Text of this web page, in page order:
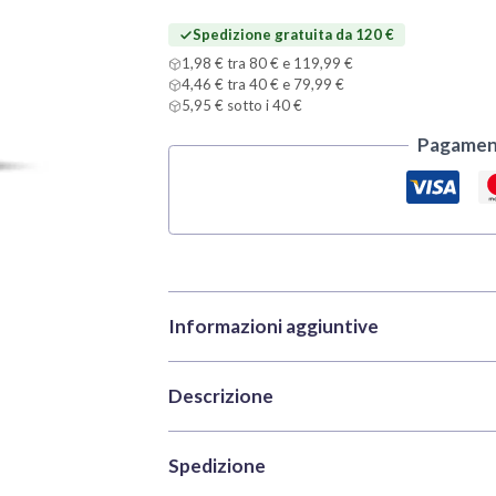
Spedizione gratuita da 120 €
1,98 € tra 80 € e 119,99 €
4,46 € tra 40 € e 79,99 €
5,95 € sotto i 40 €
Informazioni aggiuntive
Marca
Categorie
Colori,Colori
SKU
Descrizione
Vallejo Model Color 70874 Tan Earth è
Spedizione